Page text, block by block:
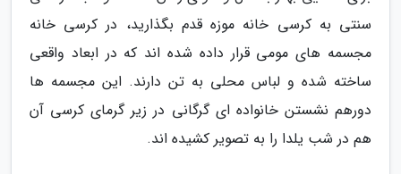
سنتی به کرسی خانه موزه قدم بگذارید، در کرسی خانه
مجسمه های مومی قرار داده شده اند که در ابعاد واقعی
ساخته شده و لباس محلی به تن دارند. این مجسمه ها
دورهم نشستن خانواده ای گرگانی در زیر گرمای کرسی آن
هم در شب یلدا را به تصویر کشیده اند.